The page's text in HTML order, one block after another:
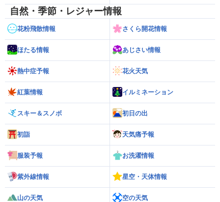
自然・季節・レジャー情報
花粉飛散情報 さくら開花情報
ほたる情報 あじさい情報
熱中症予報 花火天気
紅葉情報 イルミネーション
スキー＆スノボ 初日の出
初詣 天気痛予報
服装予報 お洗濯情報
紫外線情報 星空・天体情報
山の天気 空の天気